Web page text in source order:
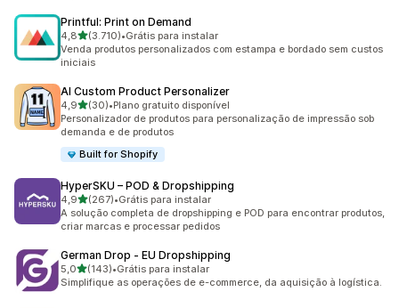
Printful: Print on Demand
4,8de 5 estrelas
(3.710)
3710 avaliações ao todo
•Grátis para instalar
Venda produtos personalizados com estampa e bordado sem custos
iniciais
AI Custom Product Personalizer
4,9de 5 estrelas
(30)
30 avaliações ao todo
•Plano gratuito disponível
Personalizador de produtos para personalização de impressão sob
demanda e de produtos
Built for Shopify
HyperSKU – POD & Dropshipping
4,9de 5 estrelas
(267)
267 avaliações ao todo
•Grátis para instalar
A solução completa de dropshipping e POD para encontrar produtos,
criar marcas e processar pedidos
German Drop ‑ EU Dropshipping
5,0de 5 estrelas
(143)
143 avaliações ao todo
•Grátis para instalar
Simplifique as operações de e-commerce, da aquisição à logística.